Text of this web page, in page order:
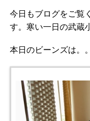
今日もブログをご覧
す。寒い一日の武蔵
本日のビーンズは。。